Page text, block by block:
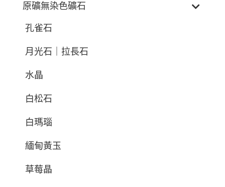
原礦無染色礦石
孔雀石
月光石｜拉長石
水晶
白松石
白瑪瑙
緬甸黃玉
草莓晶